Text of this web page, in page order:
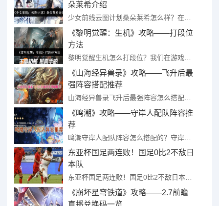
朵莱希介绍
少女前线云图计划桑朵莱希怎么样？在游戏里面有多个角色可以选择，每个角色都可以选择新的内容和丰富的技能属性等着你的分配。有许多玩家在选择的时候遇到了少女前线桑朵莱希怎么样的问题。所以小编在这里为大家带来 ...
《黎明觉醒：生机》攻略——打段位
方法
《山海经异兽录》攻略——飞升后最
强阵容搭配推荐
《鸣潮》攻略——守岸人配队阵容推
荐
东亚杯国足两连败！国足0比2不敌日
本队
东亚杯国足两连败！国足0比2不敌日本队 ...
《崩坏星穹铁道》攻略——2.7前瞻